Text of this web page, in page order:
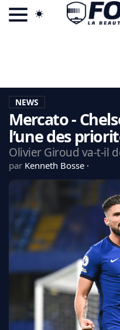
LA CHARTE
VIE PRIVÉE
CGU
CONTACTEZ-NOUS
CDM 2026
EDF
PSG
LIGUE 1
FC BARCELONE
MANCHESTER UNITED
ARSENAL
NEWS
Mercato -
l’une des
Olivier Giroud va-t-il
par Kenneth Bosse